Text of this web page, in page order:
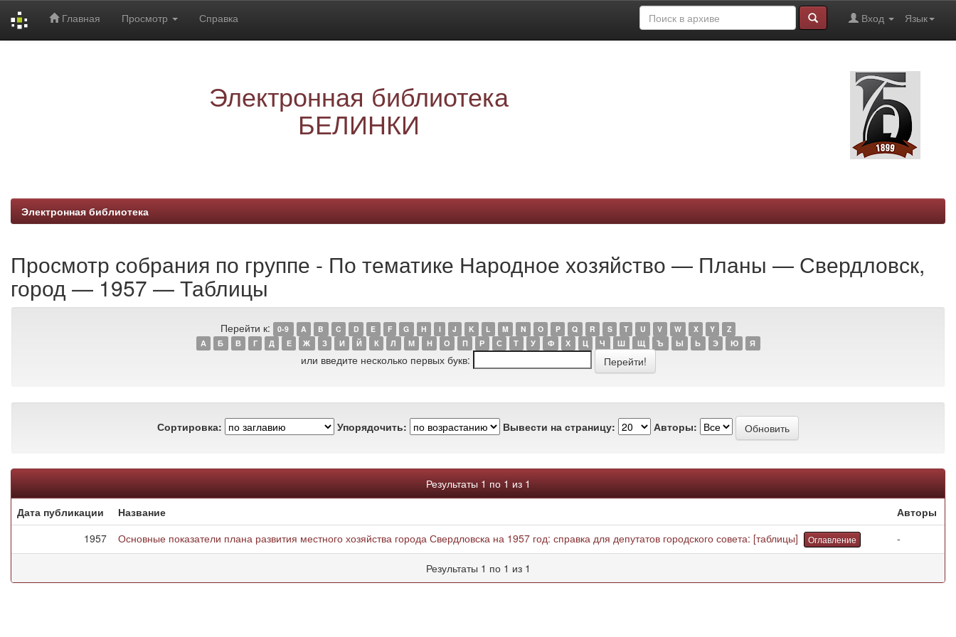
Главная Просмотр Справка Язык
Вход
Электронная библиотека
БЕЛИНКИ
Электронная библиотека
Просмотр собрания по группе - По тематике Народное хозяйство — Планы — Свердловск,
город — 1957 — Таблицы
Перейти к: 0-9 A B C D E F G H I J K L M N O P Q R S T U V W X Y
Z
А
Б В Г Д Е Ж З И Й К Л М Н О П Р С Т У Ф Х Ц Ч Ш Щ Ъ Ы Ь Э Ю Я
или введите несколько первых букв:
Сортировка: Упорядочить: Вывести на страницу: Авторы:
Результаты 1 по 1 из 1
Дата публикации
Название
Авторы
1957
Основные показатели плана развития местного хозяйства города Свердловска на 1957 год: справка для депутатов городского совета: [таблицы] Оглавление -
Результаты 1 по 1 из 1